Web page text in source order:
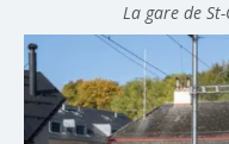
La gare de